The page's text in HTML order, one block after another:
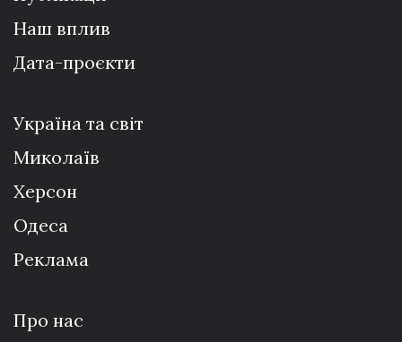
Наш вплив
Дата-проєкти
Україна та світ
Миколаїв
Херсон
Одеса
Реклама
Про нас